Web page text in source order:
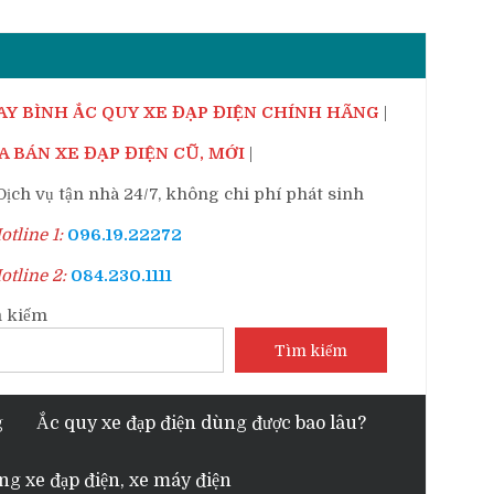
BÌNH ẮC QUY XE ĐẠP ĐIỆN CHÍNH HÃNG |
BÁN XE ĐẠP ĐIỆN CŨ, MỚI |
vụ tận nhà 24/7, không chi phí phát sinh
1: 096.19.22272
2: 084.230.1111
kiếm
Tìm kiếm
Ắc quy xe đạp điện dùng được bao lâu?
xe đạp điện, xe máy điện